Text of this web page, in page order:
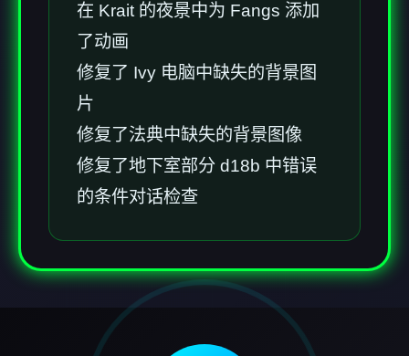
在 Krait 的夜景中为 Fangs 添加
了动画
修复了 Ivy 电脑中缺失的背景图
片
修复了法典中缺失的背景图像
修复了地下室部分 d18b 中错误
的条件对话检查